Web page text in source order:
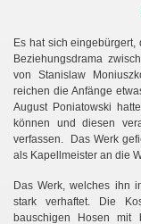
Es hat sich
Beziehungsdrama
von Stanislaw
reichen die Anfänge
August Poniatowski
können und diesen
verfassen. Das Werk
als Kapellmeister an die
Das Werk, welches ihn
stark verhaftet. Die
bauschigen Hosen mit